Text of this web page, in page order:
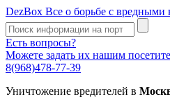
DezBox Все о борьбе с вредными
Есть вопросы?
Можете задать их нашим
8(968)478-77-39
Уничтожение вредителей в